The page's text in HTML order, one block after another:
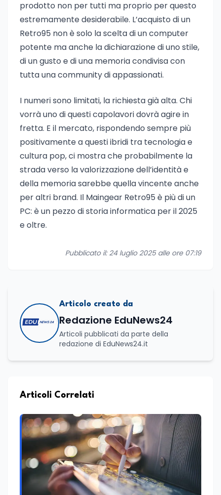
prodotto non per tutti ma proprio per questo
estremamente desiderabile. L’acquisto di un
Retro95 non è solo la scelta di un computer
potente ma anche la dichiarazione di uno stile,
di un gusto e di una memoria condivisa con
tutta una community di appassionati.
I numeri sono limitati, la richiesta già alta. Chi
vorrà uno di questi capolavori dovrà agire in
fretta. E il mercato, rispondendo sempre più
positivamente a questi ibridi tra tecnologia e
cultura pop, ci mostra che probabilmente la
strada verso la valorizzazione dell’identità e
della memoria sarebbe quella vincente anche
per altri brand. Il Maingear Retro95 è più di un
PC: è un pezzo di storia informatica per il 2025
e oltre.
Pubblicato il: 24 luglio 2025 alle ore 07:19
Articolo creato da
Redazione EduNews24
Articoli pubblicati da parte della
redazione di EduNews24.it
Articoli Correlati